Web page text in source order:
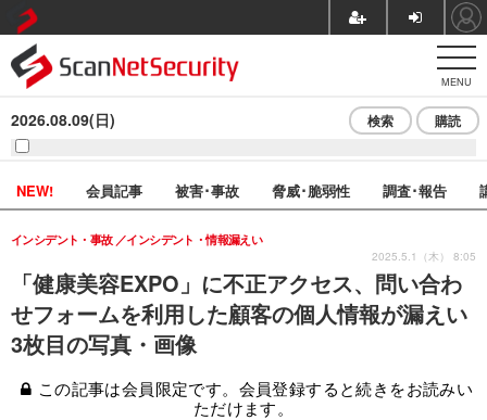
MENU
2026.08.09(日) 検索 購読
NEW! 会員記事 被害･事故 脅威･脆弱性 調査･報告
「健康美容EXPO」に不正アクセス、問い合わ
せフォームを利用した顧客の個人情報が漏えい
3枚目の写真・画像
インシデント・事故 インシデント・情報漏えい
2025.5.1（木） 8:05
この記事は会員限定です。会員登録すると続きをお読みい
ただけます。